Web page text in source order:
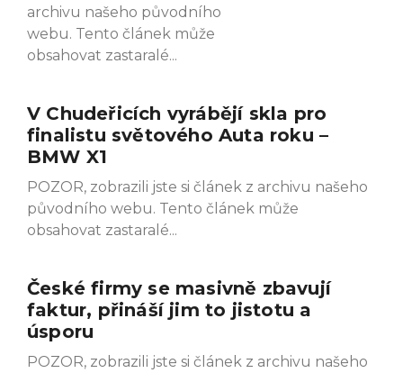
archivu našeho původního
webu. Tento článek může
obsahovat zastaralé
V Chudeřicích vyrábějí skla pro
finalistu světového Auta roku –
BMW X1
POZOR, zobrazili jste si článek z archivu našeho
původního webu. Tento článek může
obsahovat zastaralé
České firmy se masivně zbavují
faktur, přináší jim to jistotu a
úsporu
POZOR, zobrazili jste si článek z archivu našeho